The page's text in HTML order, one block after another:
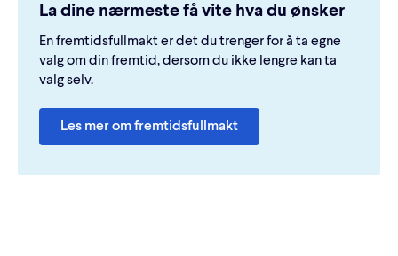
La dine nærmeste få vite hva du ønsker
En fremtidsfullmakt er det du trenger for å ta egne
valg om din fremtid, dersom du ikke lengre kan ta
valg selv.
Les mer om fremtidsfullmakt